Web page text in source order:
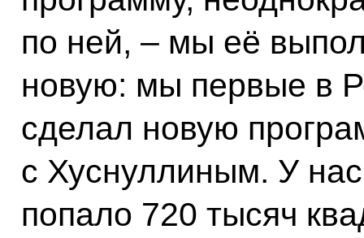
по ней, – мы её
новую: мы первые в
сделал новую
с Хуснуллиным. У
попало 720 тысяч